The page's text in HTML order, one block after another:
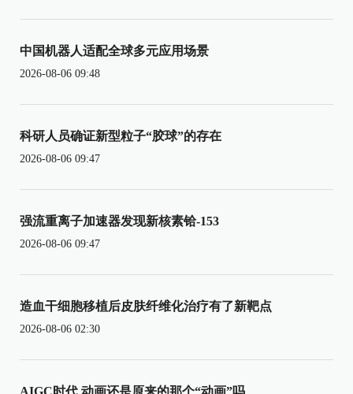
中国机器人适配全球多元应用场景
2026-08-06 09:48
科研人员确证新型粒子“胶球”的存在
2026-08-06 09:47
强流重离子加速器发现新核素铪-153
2026-08-06 09:47
造血干细胞移植后皮肤纤维化治疗有了新靶点
2026-08-06 02:30
AIGC时代 动画还是原来的那个“动画”吗